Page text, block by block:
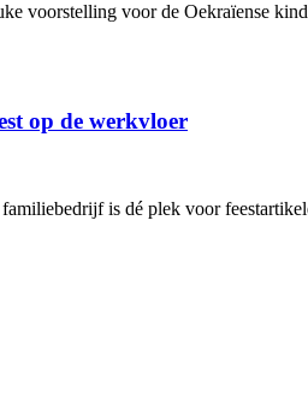
voorstelling voor de Oekraïense
op de werkvloer
is dé plek voor